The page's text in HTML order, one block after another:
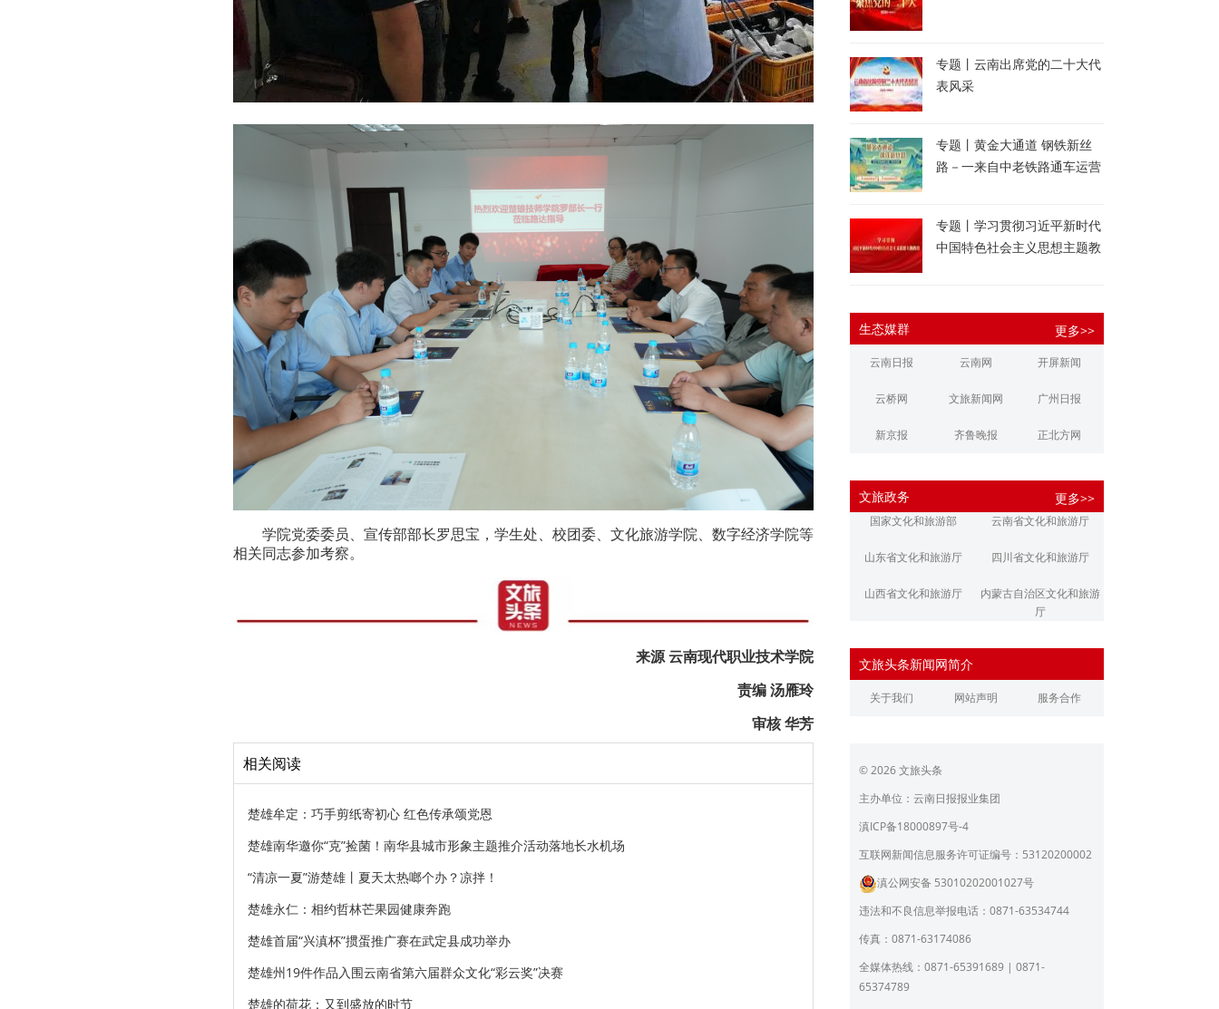
学院党委委员、宣传部部长罗思宝，学生处、校团委、文化旅游学院、数字经济学院等
相关同志参加考察。
来源 云南现代职业技术学院
责编 汤雁玲
审核 华芳
相关阅读
楚雄牟定：巧手剪纸寄初心 红色传承颂党恩
楚雄南华邀你“克”捡菌！南华县城市形象主题推介活动落地长水机场
“清凉一夏”游楚雄丨夏天太热啷个办？凉拌！
楚雄永仁：相约哲林芒果园健康奔跑
楚雄首届“兴滇杯”掼蛋推广赛在武定县成功举办
楚雄州19件作品入围云南省第六届群众文化“彩云奖”决赛
楚雄的荷花：又到盛放的时节
专题丨云南出席党的二十大代
表风采
专题丨黄金大通道 钢铁新丝
路－一来自中老铁路通车运营
专题丨学习贯彻习近平新时代
中国特色社会主义思想主题教
生态媒群 更多>>
云南日报 云南网 开屏新闻
云桥网 文旅新闻网 广州日报
新京报 齐鲁晚报 正北方网
江南都市报 潇湘晨报
文旅政务 更多>>
国家文化和旅游部 云南省文化和旅游厅
山东省文化和旅游厅 四川省文化和旅游厅
山西省文化和旅游厅
内蒙古自治区文化和旅游
厅
浙江省文化和旅游厅
江西省文化和旅游厅 河南省文化和旅游厅
广东省文化和旅游厅
育厅
陕西省文化和旅游厅 甘肃省文化和旅游厅
青海省文化和旅游厅
宁夏回族自治区文化和旅
北京市文旅局
上海市文化和旅游局
员会
文旅头条新闻网简介
关于我们 网站声明 服务合作
© 2026 文旅头条
主办单位：云南日报报业集团
滇ICP备18000897号-4
互联网新闻信息服务许可证编号：53120200002
滇公网安备 53010202001027号
违法和不良信息举报电话：0871-63534744
传真：0871-63174086
全媒体热线：0871-65391689 | 0871-
65374789